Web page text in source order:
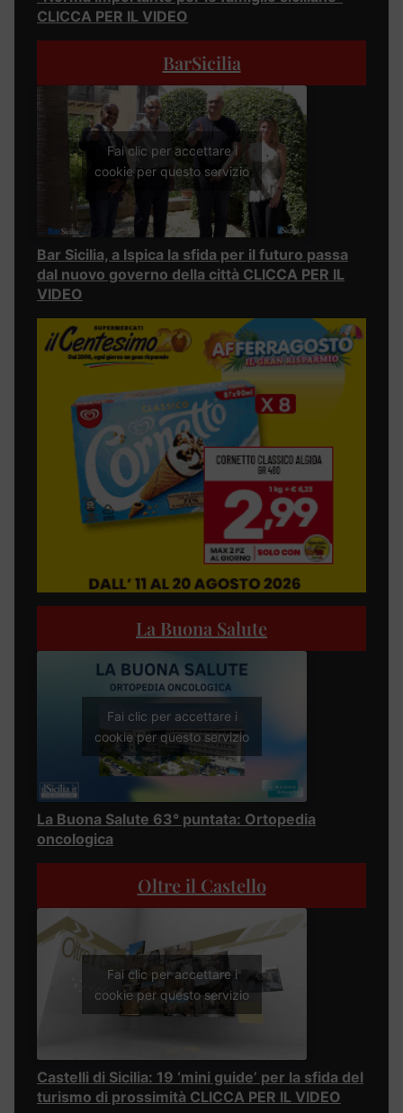
CLICCA PER IL VIDEO
BarSicilia
Fai clic per accettare i
cookie per questo servizio
Bar Sicilia, a Ispica la sfida per il futuro passa
dal nuovo governo della città CLICCA PER IL
VIDEO
La Buona Salute
Fai clic per accettare i
cookie per questo servizio
La Buona Salute 63° puntata: Ortopedia
oncologica
Oltre il Castello
Fai clic per accettare i
cookie per questo servizio
Castelli di Sicilia: 19 ‘mini guide’ per la sfida del
turismo di prossimità CLICCA PER IL VIDEO